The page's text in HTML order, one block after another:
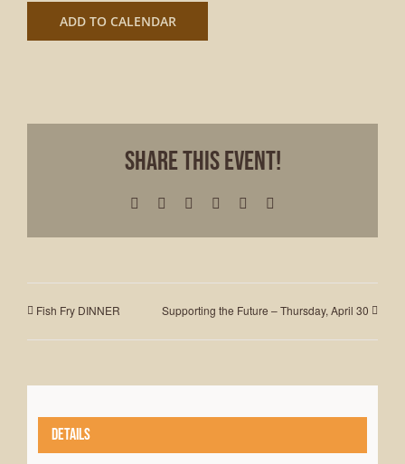
ADD TO CALENDAR
Share This Event!
Facebook LinkedInWhatsApp
Pinterest
Fish Fry DINNER Supporting the Future – Thursday, April 30
Details